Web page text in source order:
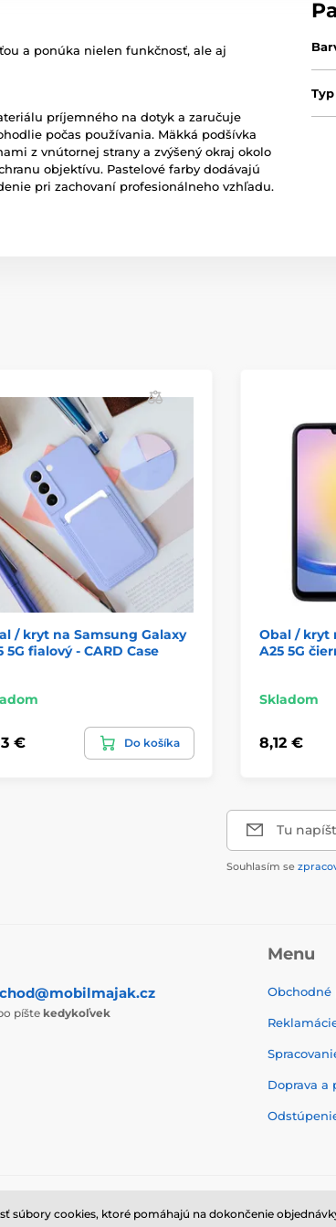
a ponúka nielen funkčnosť, ale aj
príjemného na dotyk a zaručuje
počas používania. Mäkká podšívka
z vnútornej strany a zvýšený okraj okolo
objektívu. Pastelové farby dodávajú
pri zachovaní profesionálneho vzhľadu.
/ kryt na Samsung Galaxy
5G fialový - CARD Case
€ Do košíka
Obal / kryt
A25 5G
Skladom
8,12 €
Tu
Souhlasím se
píšte kedykoľvek
Menu
Doprava a
© 2026 www.mobilmajak.sk ⦁ E-shop vytvorila
súbory cookies, ktoré pomáhajú na dokončenie